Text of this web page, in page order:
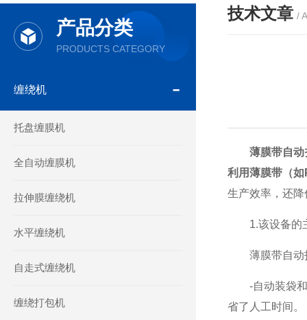
产品分类
PRODUCTS CATEGORY
缠绕机
托盘缠膜机
全自动缠膜机
拉伸膜缠绕机
水平缠绕机
自走式缠绕机
缠绕打包机
技术文章 /
薄膜带自
利用薄膜带（
生产效率，还
1.该设备的
薄膜带自动打
-自动装袋和
省了人工时间。